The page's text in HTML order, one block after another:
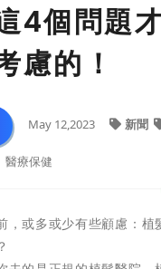
4個問題
慮的！
May 12,2023 新聞
醫療保健
，或多或少有些顧慮：植